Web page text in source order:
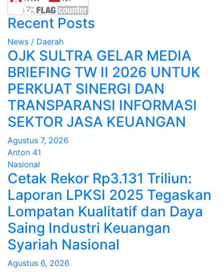
Recent Posts
News / Daerah
OJK SULTRA GELAR MEDIA
BRIEFING TW II 2026 UNTUK
PERKUAT SINERGI DAN
TRANSPARANSI INFORMASI
SEKTOR JASA KEUANGAN
Agustus 7, 2026
Anton 41
Nasional
Cetak Rekor Rp3.131 Triliun:
Laporan LPKSI 2025 Tegaskan
Lompatan Kualitatif dan Daya
Saing Industri Keuangan
Syariah Nasional
Agustus 6, 2026